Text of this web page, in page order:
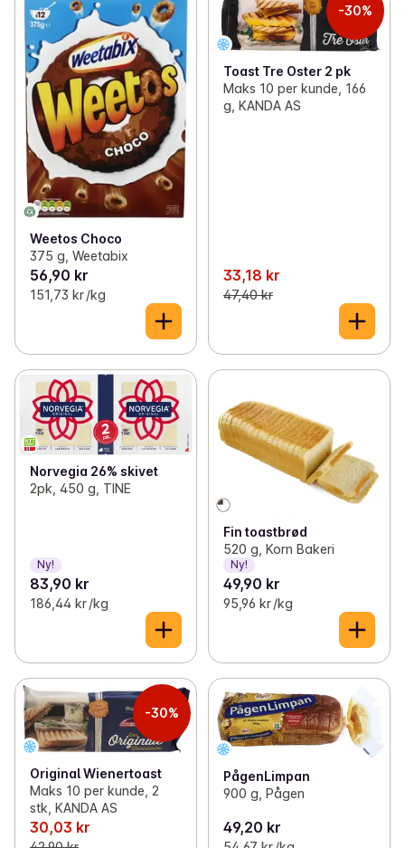
Weetos Choco
375 g, Weetabix
56,90 kr
151,73 kr /kg
-30%
Toast Tre Oster 2 pk
Maks 10 per kunde, 166
g, KANDA AS
33,18 kr
47,40 kr
Norvegia 26% skivet
2pk, 450 g, TINE
Ny!
83,90 kr
186,44 kr /kg
Fin toastbrød
520 g, Korn Bakeri
Ny!
49,90 kr
95,96 kr /kg
-30%
Original Wienertoast
Maks 10 per kunde, 2
stk, KANDA AS
30,03 kr
PågenLimpan
900 g, Pågen
49,20 kr